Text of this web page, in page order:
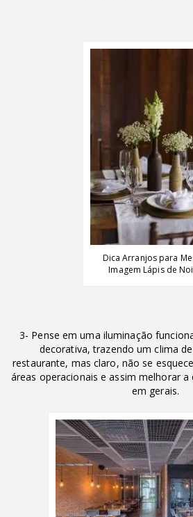
Dica Arranjos para
Imagem Lápis de
3- Pense em uma iluminação
decorativa, trazendo um clima
restaurante, mas claro, não se
áreas operacionais e assim melhorar
em gerais.